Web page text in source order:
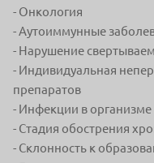
- Онкология
- Аутоиммунные
- Нарушение
- Индивидуальная
препаратов
- Инфекции в организме
- Стадия обострения
- Склонность к